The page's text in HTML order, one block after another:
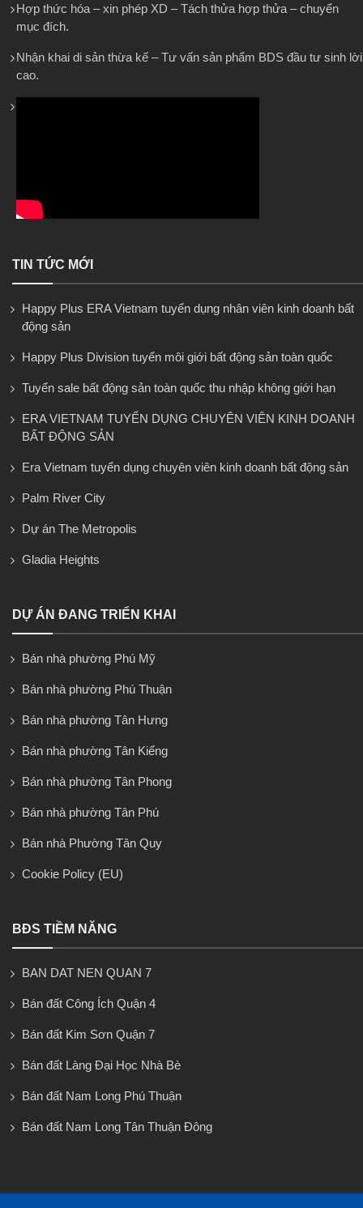
Hợp thức hóa – xin phép XD – Tách thửa hợp thửa – chuyển
mục đích.
Nhận khai di sản thừa kế – Tư vấn sản phẩm BDS đầu tư sinh lời
cao.
TIN TỨC MỚI
Happy Plus ERA Vietnam tuyển dụng nhân viên kinh doanh bất
động sản
Happy Plus Division tuyển môi giới bất động sản toàn quốc
Tuyển sale bất động sản toàn quốc thu nhập không giới hạn
ERA VIETNAM TUYỂN DỤNG CHUYÊN VIÊN KINH DOANH
BẤT ĐỘNG SẢN
Era Vietnam tuyển dụng chuyên viên kinh doanh bất động sản
Palm River City
Dự án The Metropolis
Gladia Heights
DỰ ÁN ĐANG TRIỂN KHAI
Bán nhà phường Phú Mỹ
Bán nhà phường Phú Thuận
Bán nhà phường Tân Hưng
Bán nhà phường Tân Kiểng
Bán nhà phường Tân Phong
Bán nhà phường Tân Phú
Bán nhà Phường Tân Quy
Cookie Policy (EU)
BĐS TIỀM NĂNG
BAN DAT NEN QUAN 7
Bán đất Công Ích Quận 4
Bán đất Kim Sơn Quận 7
Bán đất Làng Đại Học Nhà Bè
Bán đất Nam Long Phú Thuận
Bán đất Nam Long Tân Thuận Đông